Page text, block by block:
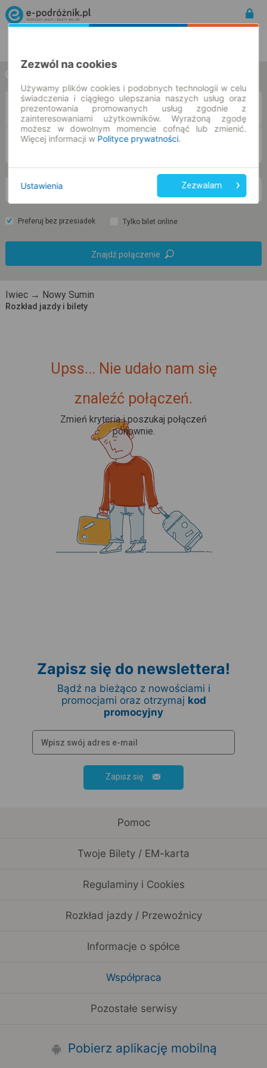
Z
DO
so. 8 sie.
Preferuj bez przesiadek Tylko bilet online
Znajdź połączenie
Iwiec → Nowy Sumin
Rozkład jazdy i bilety
Upss... Nie udało nam się
znaleźć połączeń.
Zmień kryteria i poszukaj połączeń
ponownie.
Zapisz się do newslettera!
Bądź na bieżąco z nowościami i
promocjami oraz otrzymaj kod
promocyjny
Zapisz się
Pomoc
Twoje Bilety / EM-karta
Regulaminy i Cookies
Rozkład jazdy / Przewoźnicy
Informacje o spółce
Współpraca
Pozostałe serwisy
Pobierz aplikację mobilną
Zezwól na cookies
Używamy plików cookies i podobnych technologii w celu
świadczenia i ciągłego ulepszania naszych usług oraz
prezentowania promowanych usług zgodnie z
zainteresowaniami użytkowników. Wyrażoną zgodę
możesz w dowolnym momencie cofnąć lub zmienić.
Więcej informacji w Polityce prywatności.
Ustawienia Zezwalam